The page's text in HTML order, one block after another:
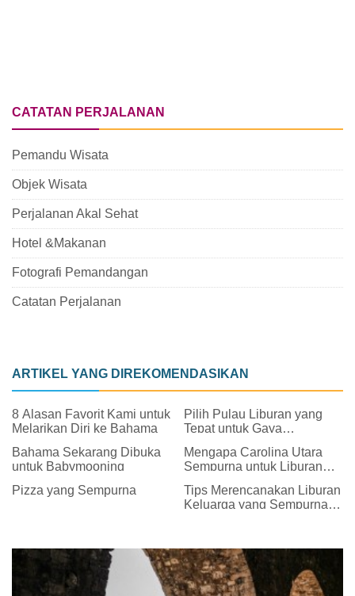
CATATAN PERJALANAN
Pemandu Wisata
Objek Wisata
Perjalanan Akal Sehat
Hotel &Makanan
Fotografi Pemandangan
Catatan Perjalanan
ARTIKEL YANG DIREKOMENDASIKAN
8 Alasan Favorit Kami untuk
Melarikan Diri ke Bahama
Pilih Pulau Liburan yang
Tepat untuk Gaya
Bahama Sekarang Dibuka
untuk Babymooning
Mengapa Carolina Utara
Sempurna untuk Liburan
Pizza yang Sempurna
Tips Merencanakan Liburan
Keluarga yang Sempurna